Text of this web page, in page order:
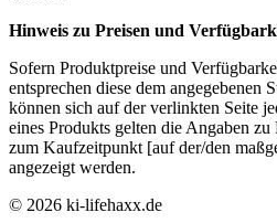
Hinweis zu Preisen und
Sofern Produktpreise und
entsprechen diese dem angegebenen
können sich auf der verlinkten Seite
eines Produkts gelten die Angaben
zum Kaufzeitpunkt [auf der/den
angezeigt werden.
© 2026 ki-lifehaxx.de